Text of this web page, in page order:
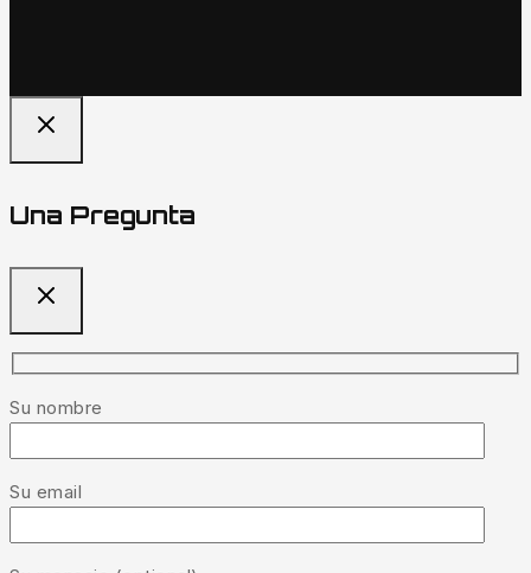
Una Pregunta
Su nombre
Su email